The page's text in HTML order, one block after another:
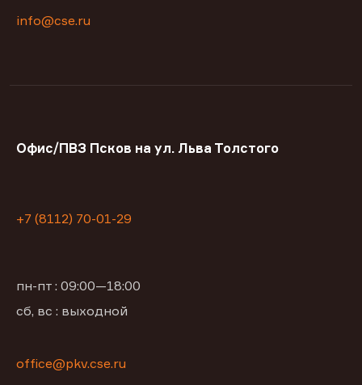
info@cse.ru
Офис/ПВЗ Псков на ул. Льва Толстого
+7 (8112) 70-01-29
пн-пт : 09:00—18:00
сб, вс : выходной
office@pkv.cse.ru